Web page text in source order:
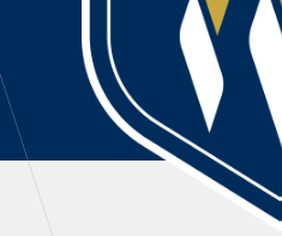
TOPICS
CLUB
TOP TEAM
CHALLENGERS
ACADEMY
ニュース
ALL